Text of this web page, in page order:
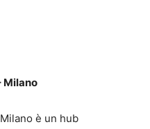
Milano
è un hub